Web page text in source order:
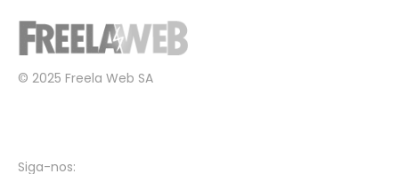
© 2025 Freela Web SA
Siga-nos: